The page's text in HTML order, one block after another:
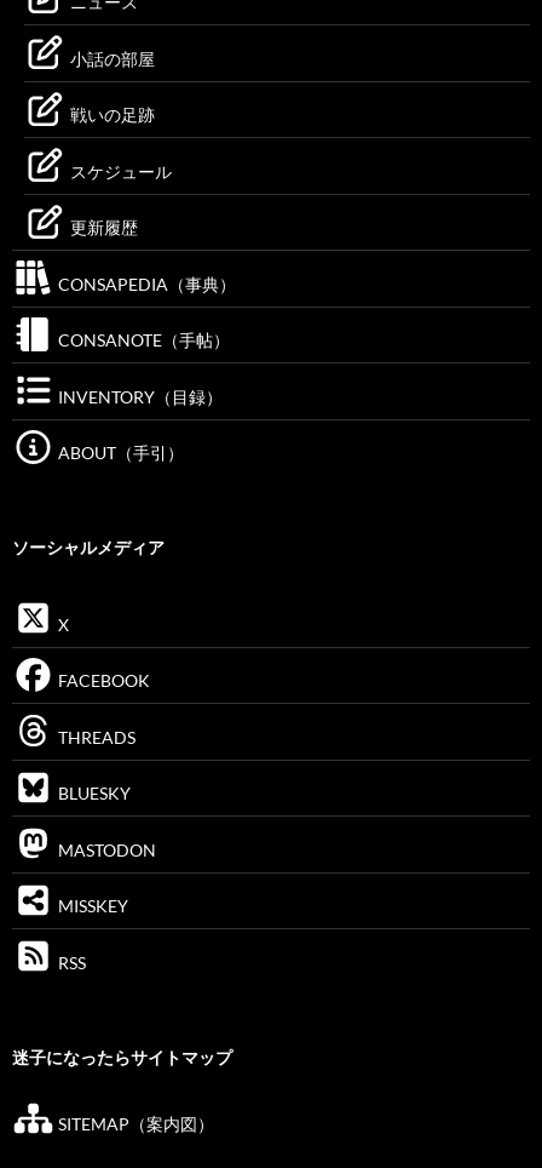
小話の部屋
戦いの足跡
スケジュール
更新履歴
CONSAPEDIA（事典）
CONSANOTE（手帖）
INVENTORY（目録）
ABOUT（手引）
ソーシャルメディア
X
FACEBOOK
THREADS
BLUESKY
MASTODON
MISSKEY
RSS
迷子になったらサイトマップ
SITEMAP（案内図）